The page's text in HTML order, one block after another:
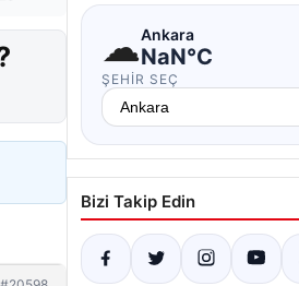
☁Ankara
NaN°C
ŞEHIR SEÇ
Bizi Takip Edin